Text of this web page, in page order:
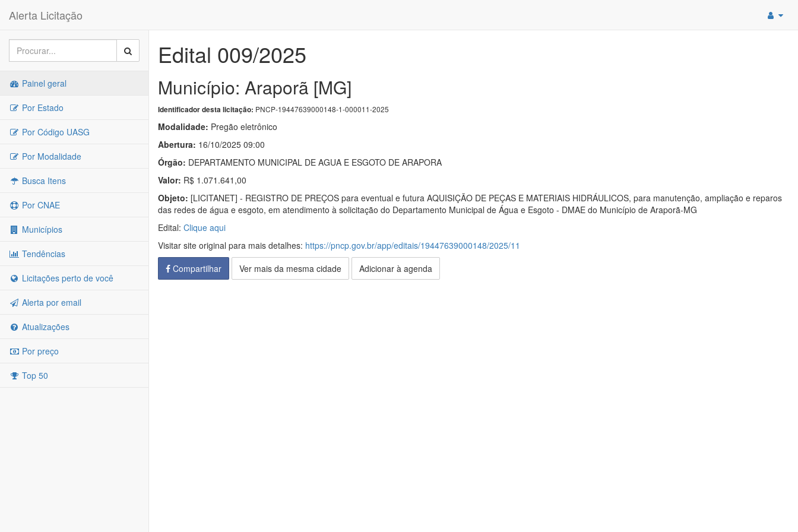
Alerta Licitação
Painel geral
Por Estado
Por Código UASG
Por Modalidade
Busca Itens
Por CNAE
Municípios
Tendências
Licitações perto de você
Alerta por email
Atualizações
Por preço
Top 50
Edital 009/2025
Município: Araporã [MG]
Identificador desta licitação: PNCP-19447639000148-1-000011-2025
Modalidade: Pregão eletrônico
Abertura: 16/10/2025 09:00
Órgão: DEPARTAMENTO MUNICIPAL DE AGUA E ESGOTO DE ARAPORA
Valor: R$ 1.071.641,00
Objeto: [LICITANET] - REGISTRO DE PREÇOS para eventual e futura AQUISIÇÃO DE PEÇAS E MATERIAIS HIDRÁULICOS, para manutenção, ampliação e reparos
das redes de água e esgoto, em atendimento à solicitação do Departamento Municipal de Água e Esgoto - DMAE do Município de Araporã-MG
Edital: Clique aqui
Visitar site original para mais detalhes: https://pncp.gov.br/app/editais/19447639000148/2025/11
Compartilhar
Ver mais da mesma cidade Adicionar à agenda